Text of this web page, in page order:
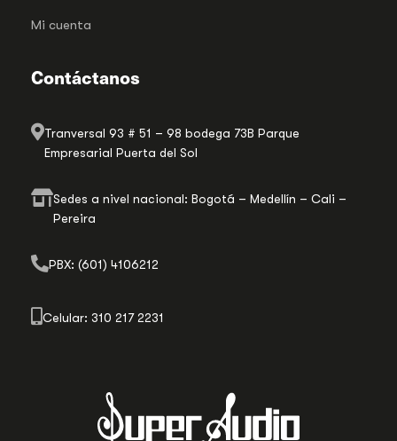
Mi cuenta
Contáctanos
Tranversal 93 # 51 – 98 bodega 73B Parque
Empresarial Puerta del Sol
Sedes a nivel nacional: Bogotá – Medellín – Cali –
Pereira
PBX: (601) 4106212
Celular: 310 217 2231